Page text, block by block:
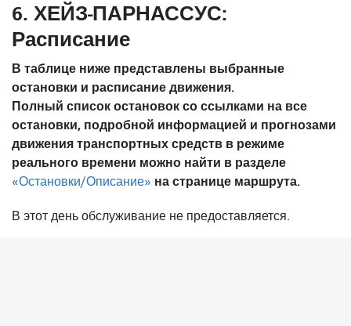
6. ХЕЙЗ-ПАРНАССУС:
Расписание
В таблице ниже представлены выбранные
остановки и расписание движения.
Полный список остановок со ссылками на все
остановки, подробной информацией и прогнозами
движения транспортных средств в режиме
реального времени можно найти в разделе
«Остановки/Описание» на странице маршрута.
В этот день обслуживание не предоставляется.